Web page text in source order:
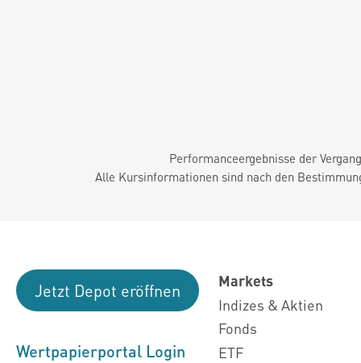
Performanceergebnisse der
Alle Kursinformationen sind nach den
Jetzt Depot eröffnen
Wertpapierportal Login
Markets
Indizes & Aktien
Fonds
ETF